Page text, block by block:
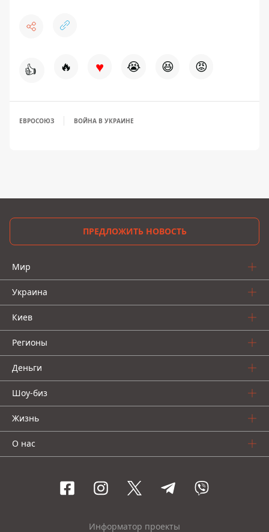
👍 🔥 ♥ 😭 😆 😡
ЕВРОСОЮЗ ВОЙНА В УКРАИНЕ
ПРЕДЛОЖИТЬ НОВОСТЬ
Мир
Украина
Киев
Регионы
Деньги
Шоу-биз
Жизнь
О нас
Информатор проекты